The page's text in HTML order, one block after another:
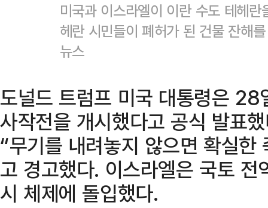
미국과 이스라엘이 이란 수도 테헤
헤란 시민들이 폐허가 된 건물 잔해
뉴스
도널드 트럼프 미국 대통령은
사작전을 개시했다고 공식 발표
“무기를 내려놓지 않으면 확실한
고 경고했다. 이스라엘은 국토
시 체제에 돌입했다.